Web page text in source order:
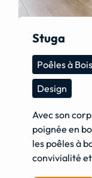
Stuga
Poêles à Bois
Design
Avec son
poignée en
les poêles à
convivialité